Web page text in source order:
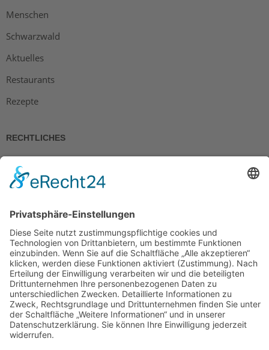
Menschen
Schwarzwald
Aktuelles
Restaurants
Rezepte
RECHTLICHES
Impressum
Datenschutz
Bankdaten